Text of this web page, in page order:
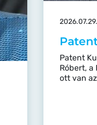
2026.07.29.
Patent
Róbert, a
ott van